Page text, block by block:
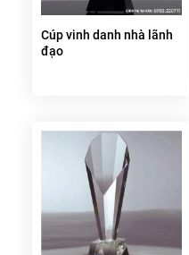
Cúp vinh danh nhà lãnh
đạo